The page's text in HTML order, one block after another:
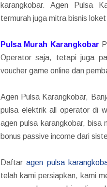
karangkobar. Agen Pulsa
termurah juga mitra bisnis
Pulsa Murah Karangkobar
Operator saja, tetapi juga
voucher game online dan
Agen Pulsa Karangkobar,
pulsa elektrik all operator di
agen pulsa karangkobar, bisa
bonus passive income dari
Daftaragen pulsa
telah kami persiapkan, kami